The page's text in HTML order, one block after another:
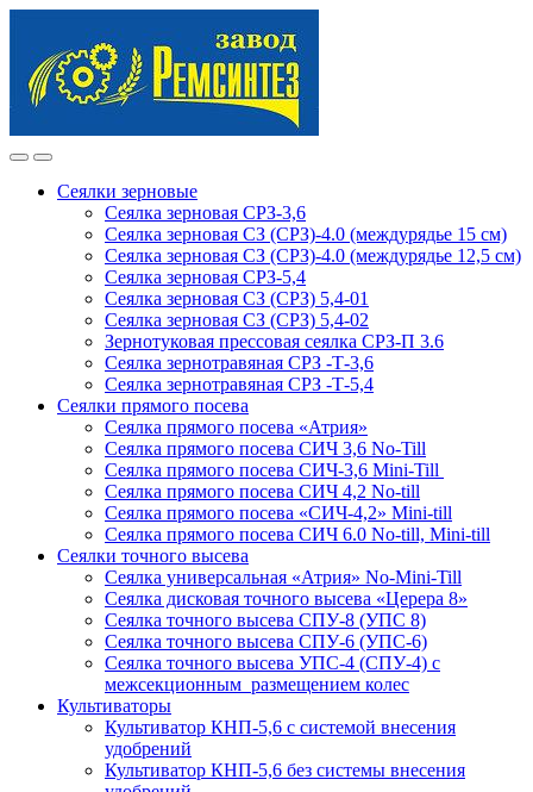
navigation
content
Сеялки зерновые
Сеялка зерновая СРЗ-3,6
Сеялка зерновая СЗ (СРЗ)-4.0 (междурядье 15 см)
Сеялка зерновая СЗ (СРЗ)-4.0 (междурядье 12,5 см)
Сеялка зерновая СРЗ-5,4
Сеялка зерновая СЗ (СРЗ) 5,4-01
Сеялка зерновая СЗ (СРЗ) 5,4-02
Зернотуковая прессовая сеялка СРЗ-П 3.6
Сеялка зернотравяная СРЗ -Т-3,6
Сеялка зернотравяная СРЗ -Т-5,4
Сеялки прямого посева
Сеялка прямого посева «Атрия»
Сеялка прямого посева СИЧ 3,6 No-Till
Сеялка прямого посева СИЧ-3,6 Mini-Till
Сеялка прямого посева СИЧ 4,2 No-till
Сеялка прямого посева «СИЧ-4,2» Mini-till
Сеялка прямого посева СИЧ 6.0 No-till, Mini-till
Сеялки точного высева
Сеялка универсальная «Атрия» No-Mini-Till
Сеялка дисковая точного высева «Церера 8»
Сеялка точного высева СПУ-8 (УПС 8)
Сеялка точного высева СПУ-6 (УПС-6)
Сеялка точного высева УПС-4 (СПУ-4) с
межсекционным размещением колес
Культиваторы
Культиватор КНП-5,6 с системой внесения
удобрений
Культиватор КНП-5,6 без системы внесения